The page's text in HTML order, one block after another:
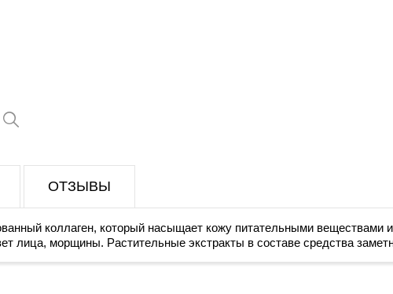
ОТЗЫВЫ
коллаген, который насыщает кожу питательными веществами
лица, морщины. Растительные экстракты в составе средства